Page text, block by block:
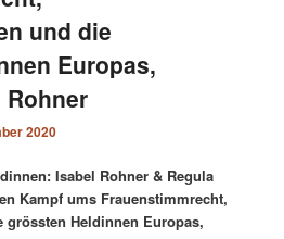
und die
Europas,
Rohner
2020
Isabel Rohner & Regula
Kampf ums Frauenstimmrecht,
Heldinnen Europas,